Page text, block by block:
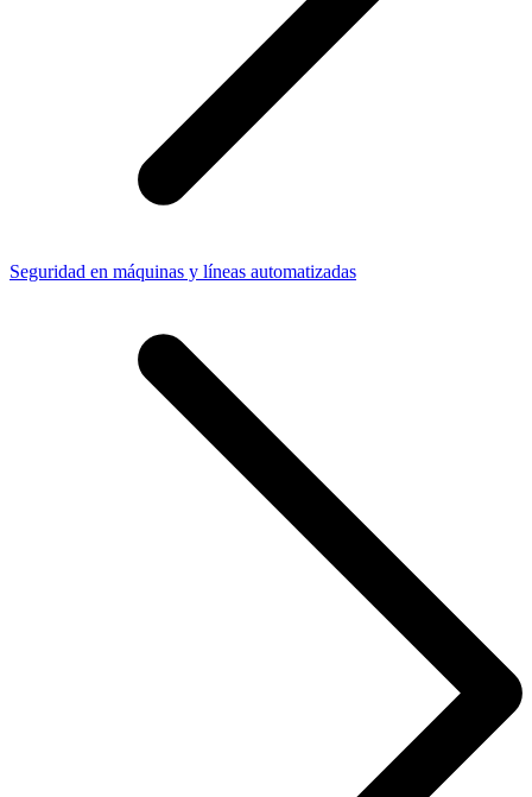
Seguridad en máquinas y líneas automatizadas